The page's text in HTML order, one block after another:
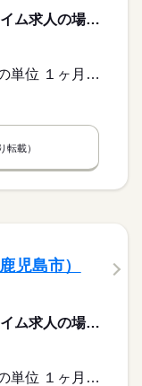
246,000円〜246,000円 ※フルタイム求人の場合は月額（換算額）、パート求人の場合は時間額を表示しています。
変形労働時間制 変形労働時間制の単位 １ヶ月単位 就業時間１ 9時00分〜18時00分
転載）
児島市）
246,000円〜246,000円 ※フルタイム求人の場合は月額（換算額）、パート求人の場合は時間額を表示しています。
変形労働時間制 変形労働時間制の単位 １ヶ月単位 就業時間１ 9時00分〜18時00分 就業時間に関する特記事項 ＊所定の労働日・休日・始業終業時刻は勤務シフト表により決定し